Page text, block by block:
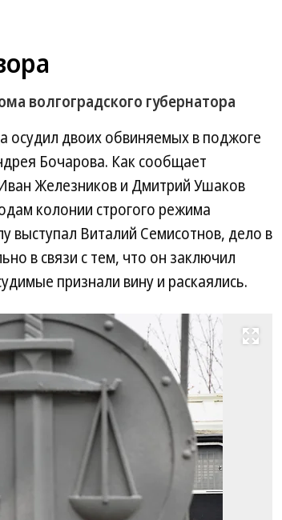
волгоградского губернатора
осудил двоих обвиняемых в поджоге
Бочарова. Как сообщает
Железников и Дмитрий Ушаков
колонии строгого режима
выступал Виталий Семисотнов, дело в
в связи с тем, что он заключил
признали вину и раскаялись.
Развернуть на весь экран